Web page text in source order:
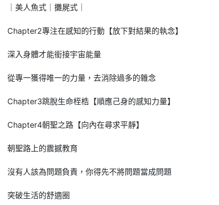
｜美人魚式｜攤屍式｜
Chapter2專注在感知的行動【放下對結果的執念】
深入身體才能銜接宇宙能量
從專一獲得唯一的力量，去消除過多的雜念
Chapter3跳脫生命桎梏【順應己身的感知力量】
Chapter4朝聖之路【向內在尋求平靜】
朝聖路上的震撼教育
沒有人該為問題負責，你得先不將問題當成問題
突破生活的舒適圈